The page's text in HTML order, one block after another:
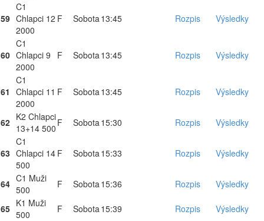
59
C1
Chlapci 12
2000
F Sobota13:45 Rozpis Výsledky
60
C1
Chlapci 9
2000
F Sobota13:45 Rozpis Výsledky
61
C1
Chlapci 11
2000
F Sobota13:45 Rozpis Výsledky
62 K2 Chlapci
13+14 500 F Sobota15:30 Rozpis Výsledky
63
C1
Chlapci 14
500
F Sobota15:33 Rozpis Výsledky
64 C1 Muži
500
F Sobota15:36 Rozpis Výsledky
65 K1 Muži
500
F Sobota15:39 Rozpis Výsledky